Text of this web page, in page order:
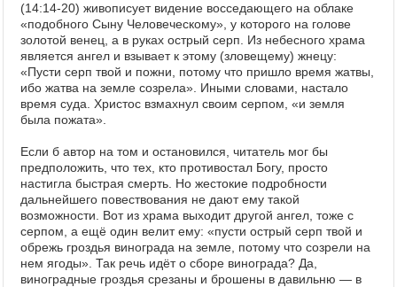
(14:14-20) живописует видение восседающего на облаке
«подобного Сыну Человеческому», у которого на голове
золотой венец, а в руках острый серп. Из небесного храма
является ангел и взывает к этому (зловещему) жнецу:
«Пусти серп твой и пожни, потому что пришло время жатвы,
ибо жатва на земле созрела». Иными словами, настало
время суда. Христос взмахнул своим серпом, «и земля
была пожата».
Если б автор на том и остановился, читатель мог бы
предположить, что тех, кто противостал Богу, просто
настигла быстрая смерть. Но жестокие подробности
дальнейшего повествования не дают ему такой
возможности. Вот из храма выходит другой ангел, тоже с
серпом, а ещё один велит ему: «пусти острый серп твой и
обрежь гроздья винограда на земле, потому что созрели на
нем ягоды». Так речь идёт о сборе винограда? Да,
виноградные гроздья срезаны и брошены в давильню — в